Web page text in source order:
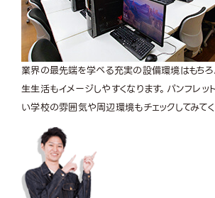
業界の最先端を学べる充実の設備環境はもちろ
生生活もイメージしやすくなります。パンフレ
い学校の雰囲気や周辺環境もチェックしてみてく